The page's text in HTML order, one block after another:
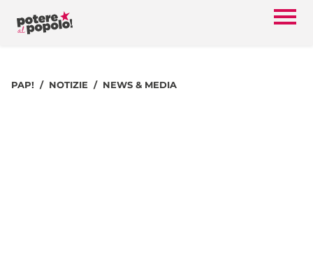
PAP! NOTIZIE NEWS & MEDIA